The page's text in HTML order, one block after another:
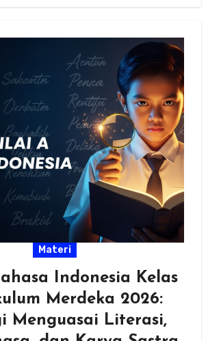
Materi
Indonesia Kelas
Merdeka 2026:
Menguasai Literasi,